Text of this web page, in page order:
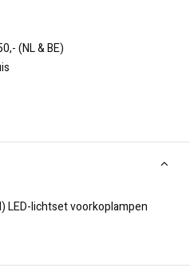
(NL & BE)
LED-lichtset voorkoplampen